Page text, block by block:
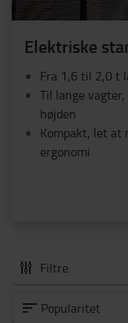
Elektriske
Fra 1,6 til 2,0 t
Til lange
højden
Kompakt, let at
ergonomi
Filtre:
Alle Stablere
Popularitet